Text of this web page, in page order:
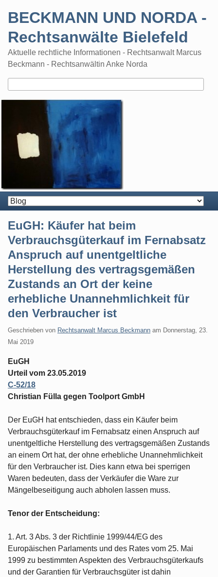
BECKMANN UND NORDA -
Rechtsanwälte Bielefeld
Aktuelle rechtliche Informationen - Rechtsanwalt Marcus
Beckmann - Rechtsanwältin Anke Norda
EuGH: Käufer hat beim
Verbrauchsgüterkauf im Fernabsatz
Anspruch auf unentgeltliche
Herstellung des vertragsgemäßen
Zustands an Ort der keine
erhebliche Unannehmlichkeit für
den Verbraucher ist
Geschrieben von Rechtsanwalt Marcus Beckmann am Donnerstag, 23.
Mai 2019
EuGH
Urteil vom 23.05.2019
C‑52/18
Christian Fülla gegen Toolport GmbH
Der EuGH hat entschieden, dass ein Käufer beim
Verbrauchsgüterkauf im Fernabsatz einen Anspruch auf
unentgeltliche Herstellung des vertragsgemäßen Zustands
an einem Ort hat, der ohne erhebliche Unannehmlichkeit
für den Verbraucher ist. Dies kann etwa bei sperrigen
Waren bedeuten, dass der Verkäufer die Ware zur
Mängelbeseitigung auch abholen lassen muss.
Tenor der Entscheidung:
1. Art. 3 Abs. 3 der Richtlinie 1999/44/EG des
Europäischen Parlaments und des Rates vom 25. Mai
1999 zu bestimmten Aspekten des Verbrauchsgüterkaufs
und der Garantien für Verbrauchsgüter ist dahin